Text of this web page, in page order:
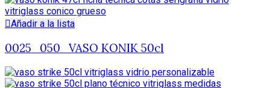
Añadir a la lista
0025_050_VASO KONIK 50cl